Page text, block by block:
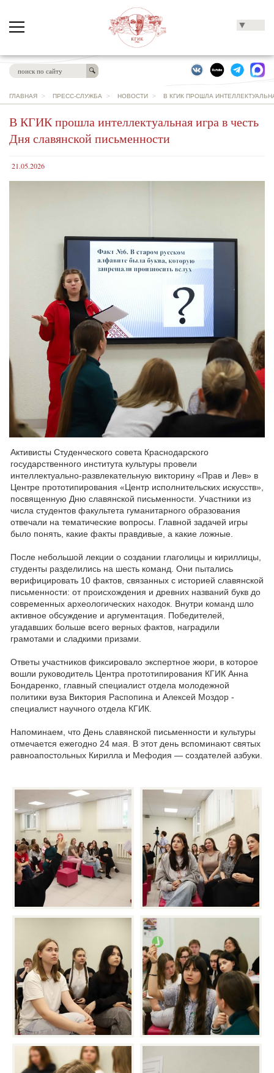
▼
ГЛАВНАЯ > ПРЕСС-СЛУЖБА > НОВОСТИ > В КГИК ПРОШЛА
В КГИК прошла интеллектуальная игра в честь
Дня славянской письменности
21.05.2026
Активисты Студенческого совета Краснодарского
государственного института культуры провели
интеллектуально-развлекательную викторину «Прав и Лев» в
Центре прототипирования «Центр исполнительских искусств»,
посвященную Дню славянской письменности. Участники из
числа студентов факультета гуманитарного образования
отвечали на тематические вопросы. Главной задачей игры
было понять, какие факты правдивые, а какие ложные.
После небольшой лекции о создании глаголицы и кириллицы,
студенты разделились на шесть команд. Они пытались
верифицировать 10 фактов, связанных с историей славянской
письменности: от происхождения и древних названий букв до
современных археологических находок. Внутри команд шло
активное обсуждение и аргументация. Победителей,
угадавших больше всего верных фактов, наградили
грамотами и сладкими призами.
Ответы участников фиксировало экспертное жюри, в которое
вошли руководитель Центра прототипирования КГИК Анна
Бондаренко, главный специалист отдела молодежной
политики вуза Виктория Распопина и Алексей Моздор -
специалист научного отдела КГИК.
Напоминаем, что День славянской письменности и культуры
отмечается ежегодно 24 мая. В этот день вспоминают святых
равноапостольных Кирилла и Мефодия — создателей азбуки.